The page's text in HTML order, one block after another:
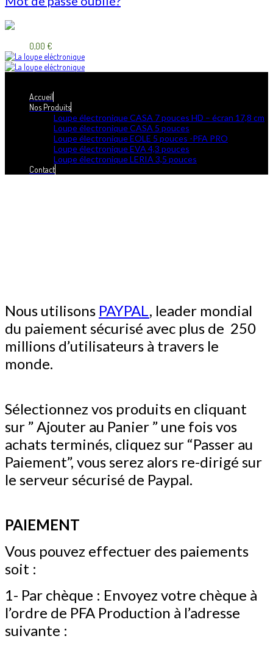
0,00 €
Accueil
Nos Produits
Loupe électronique CASA 7 pouces HD – écran 17,8 cm
Loupe électronique CASA 5 pouces
Loupe électronique EOLE 5 pouces -PFA PRO
Loupe électronique EVA 4,3 pouces
Loupe électronique LERIA 3,5 pouces
Contact
Nous utilisons PAYPAL, leader mondial
du paiement sécurisé avec plus de 250
millions d’utilisateurs à travers le
monde.
Sélectionnez vos produits en cliquant
sur ” Ajouter au Panier ” une fois vos
achats terminés, cliquez sur “Passer au
Paiement”, vous serez alors re-dirigé sur
le serveur sécurisé de Paypal.
PAIEMENT
Vous pouvez effectuer des paiements
soit :
1- Par chèque : Envoyez votre chèque à
l’ordre de PFA Production à l’adresse
suivante :